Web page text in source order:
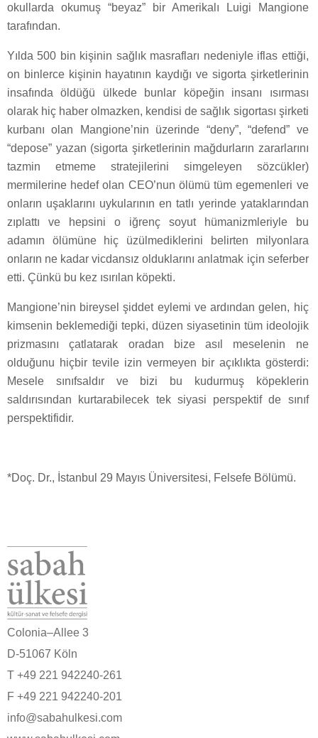
okullarda okumuş “beyaz” bir Amerikalı Luigi Mangione
tarafından.
Yılda 500 bin kişinin sağlık masrafları nedeniyle iflas ettiği,
on binlerce kişinin hayatının kaydığı ve sigorta şirketlerinin
insafında öldüğü ülkede bunlar köpeğin insanı ısırması
olarak hiç haber olmazken, kendisi de sağlık sigortası şirketi
kurbanı olan Mangione’nin üzerinde “deny”, “defend” ve
“depose” yazan (sigorta şirketlerinin mağdurların zararlarını
tazmin etmeme stratejilerini simgeleyen sözcükler)
mermilerine hedef olan CEO’nun ölümü tüm egemenleri ve
onların uşaklarını uykularının en tatlı yerinde yataklarından
zıplattı ve hepsini o iğrenç soyut hümanizmleriyle bu
adamın ölümüne hiç üzülmediklerini belirten milyonlara
onların ne kadar vicdansız olduklarını anlatmak için seferber
etti. Çünkü bu kez ısırılan köpekti.
Mangione’nin bireysel şiddet eylemi ve ardından gelen, hiç
kimsenin beklemediği tepki, düzen siyasetinin tüm ideolojik
prizmasını çatlatarak oradan bize asıl meselenin ne
olduğunu hiçbir tevile izin vermeyen bir açıklıkta gösterdi:
Mesele sınıfsaldır ve bizi bu kudurmuş köpeklerin
saldırısından kurtarabilecek tek siyasi perspektif de sınıf
perspektifidir.
*Doç. Dr., İstanbul 29 Mayıs Üniversitesi, Felsefe Bölümü.
Colonia–Allee 3
D-51067 Köln
T +49 221 942240-261
F +49 221 942240-201
info@sabahulkesi.com